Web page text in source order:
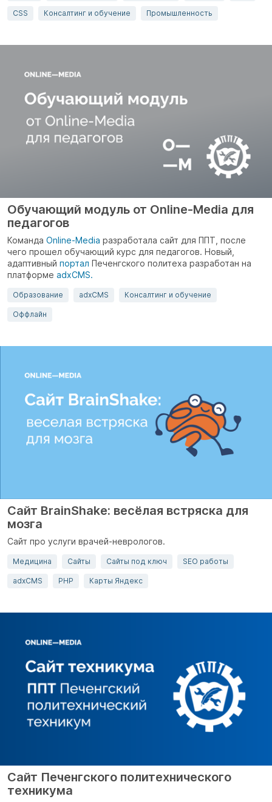
CSS Консалтинг и обучение Промышленность
Обучающий модуль от Online-Media для
педагогов
Команда Online-Media разработала сайт для ППТ, после
чего прошел обучающий курс для педагогов. Новый,
адаптивный портал Печенгского политеха разработан на
платформе adxCMS.
Образование adxCMS Консалтинг и обучение
Оффлайн
Сайт BrainShake: весёлая встряска для
мозга
Сайт про услуги врачей-неврологов.
Медицина Сайты Сайты под ключ SEO работы
adxCMS PHP Карты Яндекс
Cайт Печенгского политехнического
техникума